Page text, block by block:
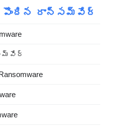
రాన్సమ్‌వేర్